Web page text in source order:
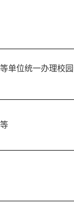
单位统一办理校